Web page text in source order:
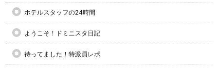
ホテルスタッフの24時間
ようこそ！ドミニスタ日記
待ってました！特派員レポ